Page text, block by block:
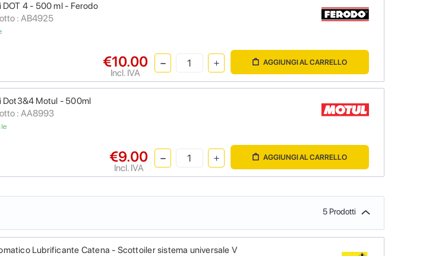
DOT 4 - 500 ml - Ferodo
: AB4925
€10.00
Incl. IVA
AGGIUNGI AL CARRELLO
Dot3&4 Motul - 500ml
: AA8993
€9.00
Incl. IVA
AGGIUNGI AL CARRELLO
5 Prodotti
Lubrificante Catena - Scottoiler sistema universale V